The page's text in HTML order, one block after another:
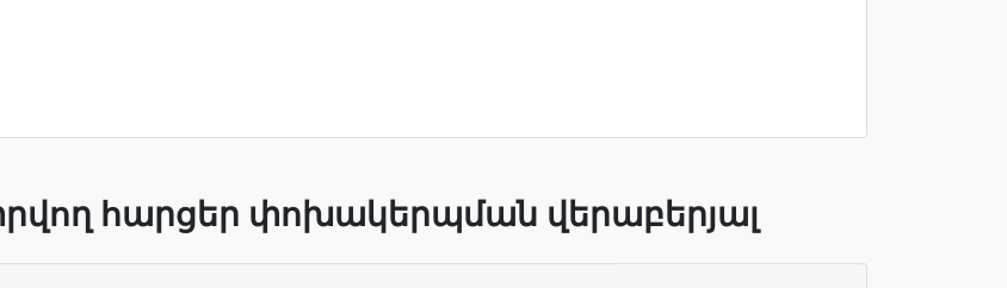
հարցեր փոխակերպման վերաբերյալ